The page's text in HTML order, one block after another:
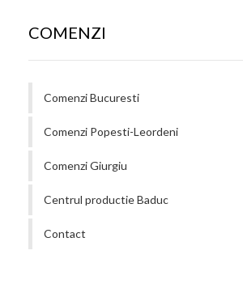
COMENZI
Comenzi Bucuresti
Comenzi Popesti-Leordeni
Comenzi Giurgiu
Centrul productie Baduc
Contact